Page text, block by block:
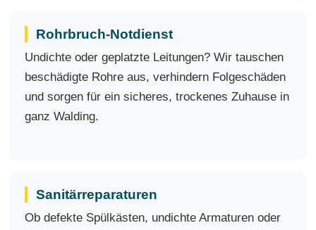
Rohrbruch-Notdienst
Undichte oder geplatzte Leitungen? Wir tauschen
beschädigte Rohre aus, verhindern Folgeschäden
und sorgen für ein sicheres, trockenes Zuhause in
ganz Walding.
Sanitärreparaturen
Ob defekte Spülkästen, undichte Armaturen oder